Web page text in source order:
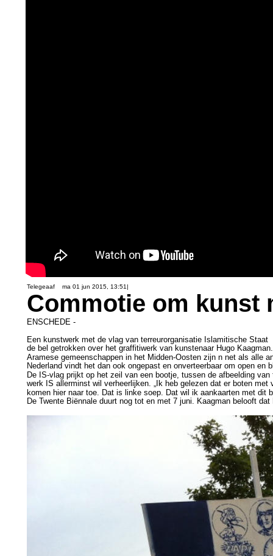
Telegeaaf    ma 01 jun 2015, 13:51|
Commotie om kunst
ENSCHEDE -
Een kunstwerk met de vlag van terreurorganisatie Islamitische
de bel getrokken over het graffitiwerk van kunstenaar Hugo Kaagman.
Aramese gemeenschappen in het Midden-Oosten zijn n net als alle
Nederland vindt het dan ook ongepast en onverteerbaar om open
De IS-vlag prijkt op het zeil van een bootje, tussen de afbeelding
werk IS allerminst wil verheerlijken. „Ik heb gelezen dat er boten
komen hier naar toe. Dat is linke soep. Dat wil ik aankaarten met dit
De Twente Biënnale duurt nog tot en met 7 juni. Kaagman belooft